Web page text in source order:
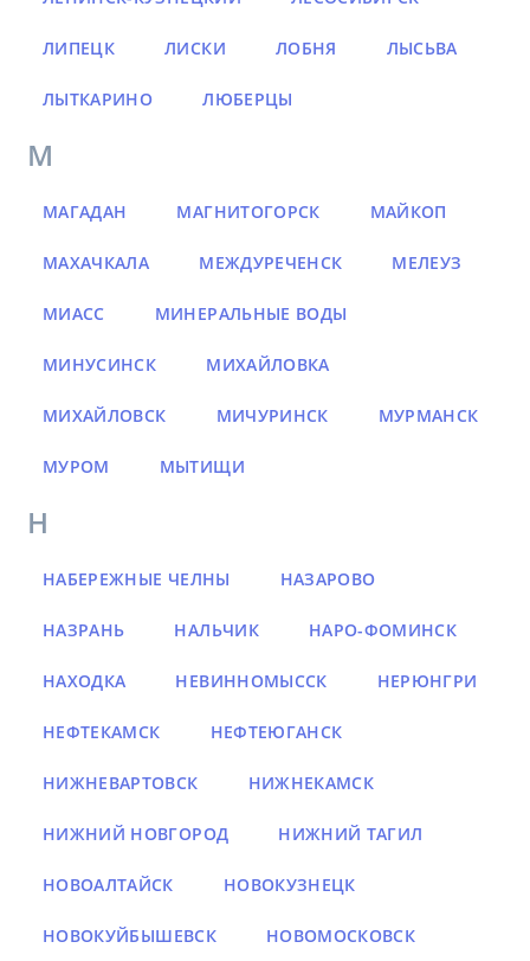
ЛИПЕЦК ЛИСКИ ЛОБНЯ ЛЫСЬВА
ЛЫТКАРИНО ЛЮБЕРЦЫ
М
МАГАДАН МАГНИТОГОРСК МАЙКОП
МАХАЧКАЛА МЕЖДУРЕЧЕНСК МЕЛЕУЗ
МИАСС МИНЕРАЛЬНЫЕ ВОДЫ
МИНУСИНСК МИХАЙЛОВКА
МИХАЙЛОВСК МИЧУРИНСК МУРМАНСК
МУРОМ МЫТИЩИ
Н
НАБЕРЕЖНЫЕ ЧЕЛНЫ НАЗАРОВО
НАЗРАНЬ НАЛЬЧИК НАРО-ФОМИНСК
НАХОДКА НЕВИННОМЫССК НЕРЮНГРИ
НЕФТЕКАМСК НЕФТЕЮГАНСК
НИЖНЕВАРТОВСК НИЖНЕКАМСК
НИЖНИЙ НОВГОРОД НИЖНИЙ ТАГИЛ
НОВОАЛТАЙСК НОВОКУЗНЕЦК
НОВОКУЙБЫШЕВСК НОВОМОСКОВСК